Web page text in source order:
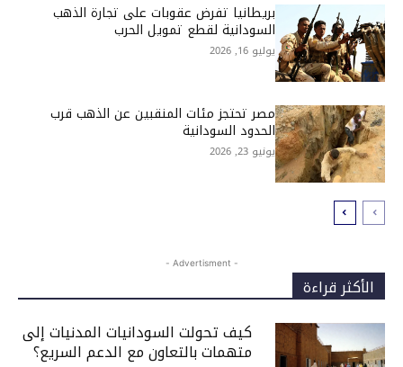
بريطانيا تفرض عقوبات على تجارة الذهب
السودانية لقطع تمويل الحرب
يوليو 16, 2026
مصر تحتجز مئات المنقبين عن الذهب قرب
الحدود السودانية
يونيو 23, 2026
- Advertisment -
الأكثر قراءة
كيف تحولت السودانيات المدنيات إلى
متهمات بالتعاون مع الدعم السريع؟